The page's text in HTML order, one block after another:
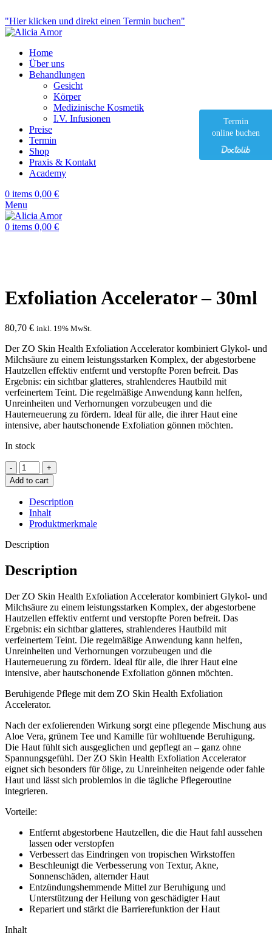
Termin
online buchen
"Hier klicken und direkt einen Termin buchen"
Home
Über uns
Behandlungen
Gesicht
Körper
Medizinische Kosmetik
I.V. Infusionen
Preise
Termin
Shop
Praxis & Kontakt
Academy
0 items 0,00 €
Menu
0 items 0,00 €
Exfoliation Accelerator – 30ml
80,70 € inkl. 19% MwSt.
Der ZO Skin Health Exfoliation Accelerator kombiniert Glykol- und
Milchsäure zu einem leistungsstarken Komplex, der abgestorbene
Hautzellen effektiv entfernt und verstopfte Poren befreit. Das
Ergebnis: ein sichtbar glatteres, strahlenderes Hautbild mit
verfeinertem Teint. Die regelmäßige Anwendung kann helfen,
Unreinheiten und Verhornungen vorzubeugen und die
Hauterneuerung zu fördern. Ideal für alle, die ihrer Haut eine
intensive, aber hautschonende Exfoliation gönnen möchten.
In stock
Exfoliation
Accelerator
-
30ml
quantity
Add to cart
Description
Inhalt
Produktmerkmale
Description
Description
Der ZO Skin Health Exfoliation Accelerator kombiniert Glykol- und
Milchsäure zu einem leistungsstarken Komplex, der abgestorbene
Hautzellen effektiv entfernt und verstopfte Poren befreit. Das
Ergebnis: ein sichtbar glatteres, strahlenderes Hautbild mit
verfeinertem Teint. Die regelmäßige Anwendung kann helfen,
Unreinheiten und Verhornungen vorzubeugen und die
Hauterneuerung zu fördern. Ideal für alle, die ihrer Haut eine
intensive, aber hautschonende Exfoliation gönnen möchten.
Beruhigende Pflege mit dem ZO Skin Health Exfoliation
Accelerator.
Nach der exfolierenden Wirkung sorgt eine pflegende Mischung aus
Aloe Vera, grünem Tee und Kamille für wohltuende Beruhigung.
Die Haut fühlt sich ausgeglichen und gepflegt an – ganz ohne
Spannungsgefühl. Der ZO Skin Health Exfoliation Accelerator
eignet sich besonders für ölige, zu Unreinheiten neigende oder fahle
Haut und lässt sich problemlos in die tägliche Pflegeroutine
integrieren.
Vorteile:
Entfernt abgestorbene Hautzellen, die die Haut fahl aussehen
lassen oder verstopfen
Verbessert das Eindringen von tropischen Wirkstoffen
Beschleunigt die Verbesserung von Textur, Akne,
Sonnenschäden, alternder Haut
Entzündungshemmende Mittel zur Beruhigung und
Unterstützung der Heilung von geschädigter Haut
Repariert und stärkt die Barrierefunktion der Haut
Inhalt